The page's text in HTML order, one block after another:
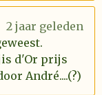
2 jaar geleden
d'Or prijs
André....(?)